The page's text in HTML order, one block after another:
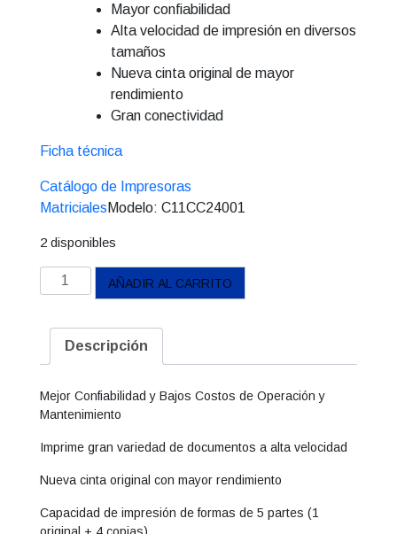
Mayor confiabilidad
Alta velocidad de impresión en diversos
tamaños
Nueva cinta original de mayor
rendimiento
Gran conectividad
Ficha técnica
Catálogo de Impresoras
Matriciales Modelo: C11CC24001
2 disponibles
Impresora
Epson
Punto
350
AÑADIR AL CARRITO
Descripción
Mejor Confiabilidad y Bajos Costos de Operación y
Mantenimiento
Imprime gran variedad de documentos a alta velocidad
Nueva cinta original con mayor rendimiento
Capacidad de impresión de formas de 5 partes (1